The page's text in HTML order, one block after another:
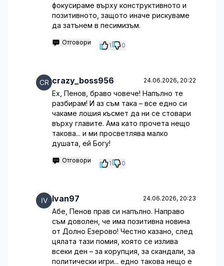
фокусираме върху конструктивното и
позитивното, защото иначе рискуваме
да затънем в песимизъм.
Отговори 1 0
crazy_boss956 24.06.2026, 20:22
Ех, Пенов, браво човече! Напълно те
разбирам! И аз съм така – все едно си
чакаме лошия късмет да ни се стовари
върху главите. Ама като прочета нещо
такова... и ми просветлява малко
душата, ей Богу!
Отговори 1 0
Ivan97 24.06.2026, 20:23
Абе, Пенов прав си напълно. Направо
съм доволен, че има позитивна новина
от Долно Езерово! Честно казано, след
цялата тази помия, която се излива
всеки ден – за корупция, за скандали, за
политически игри... едно такова нещо е